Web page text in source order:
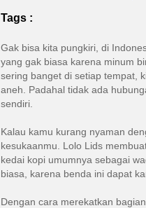
Tags :
Gak bisa kita pungkiri, di
yang gak biasa karena minum
sering banget di setiap tempat,
aneh. Padahal tidak ada
sendiri.
Kalau kamu kurang nyaman
kesukaanmu. Lolo Lids
kedai kopi umumnya sebagai
biasa, karena benda ini dapat
Dengan cara merekatkan